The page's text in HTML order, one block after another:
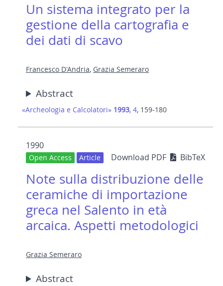
Un sistema integrato per la
gestione della cartografia e
dei dati di scavo
Francesco D'Andria, Grazia Semeraro
Abstract
«Archeologia e Calcolatori» 1993, 4, 159-180
1990
Open Access Article Download PDF BibTeX
Note sulla distribuzione delle
ceramiche di importazione
greca nel Salento in età
arcaica. Aspetti metodologici
Grazia Semeraro
Abstract